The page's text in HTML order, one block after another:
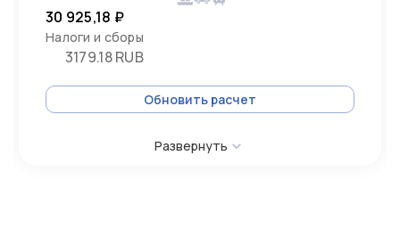
30 925,18 ₽
Налоги и сборы
3179.18 RUB
Обновить расчет
Развернуть